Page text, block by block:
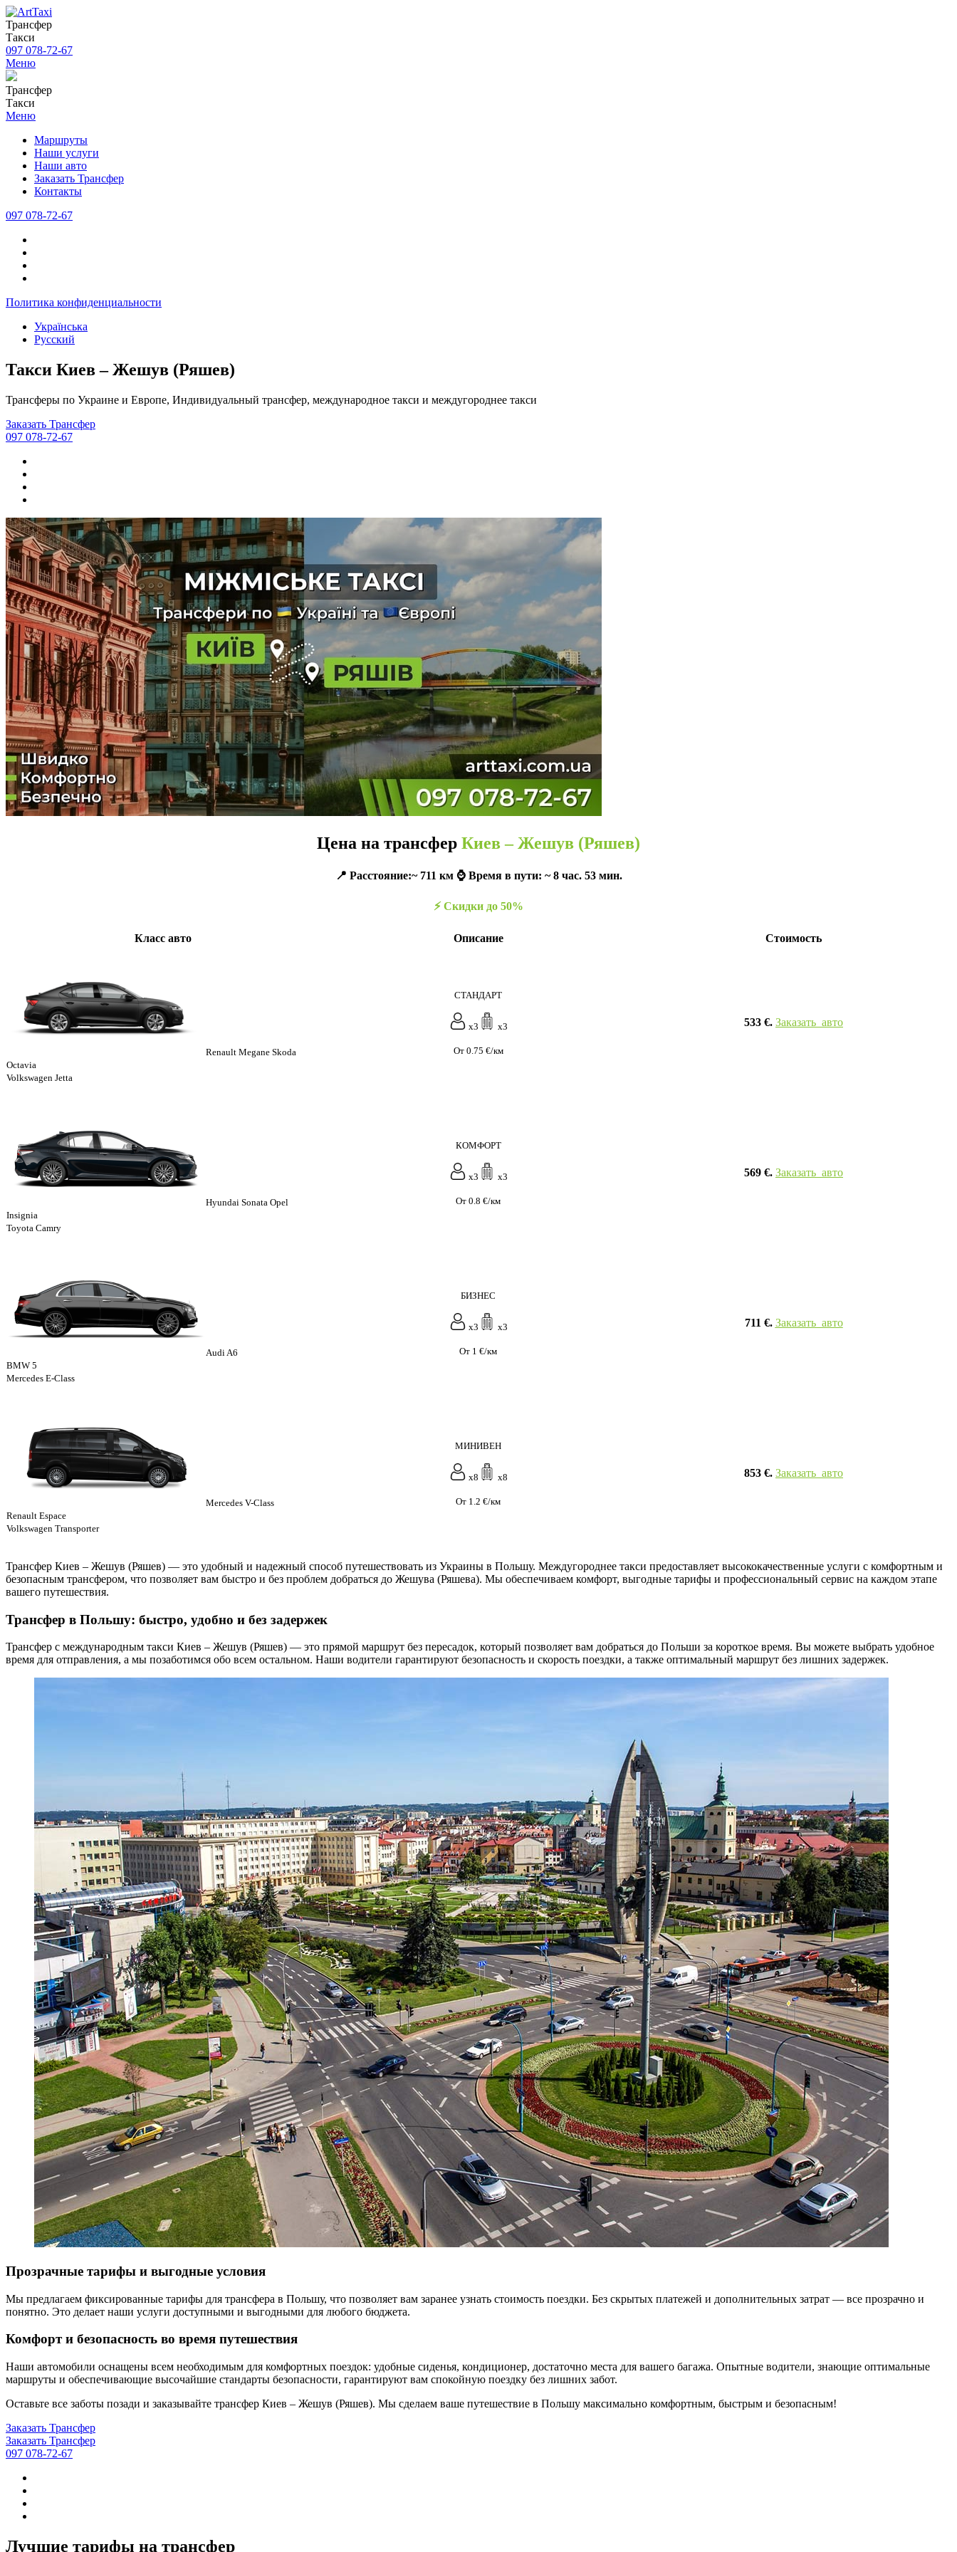
Трансфер
Такси
097 078-72-67
Меню
Трансфер
Такси
Меню
Маршруты
Наши услуги
Наши авто
Заказать Трансфер
Контакты
097 078-72-67
Политика конфиденциальности
Українська
Русский
Такси Киев – Жешув (Ряшев)
Трансферы по Украине и Европе, Индивидуальный трансфер, международное такси и междугороднее такси
Заказать Трансфер
097 078-72-67
Цена на трансфер Киев – Жешув (Ряшев)
📍 Расстояние:~ 711 км ⌚️ Время в пути: ~ 8 час. 53 мин.
⚡️ Скидки до 50%
Класс авто Описание Стоимость
Renault Megane Skoda
Octavia
Volkswagen Jetta
СТАНДАРТ
x3 x3
От 0.75 €/км
533 €. Заказать авто
Hyundai Sonata Opel
Insignia
Toyota Camry
КОМФОРТ
x3 x3
От 0.8 €/км
569 €. Заказать авто
Audi A6
BMW 5
Mercedes E-Class
БИЗНЕС
x3 x3
От 1 €/км
711 €. Заказать авто
Mercedes V-Class
Renault Espace
Volkswagen Transporter
МИНИВЕН
x8 x8
От 1.2 €/км
853 €. Заказать авто
Трансфер Киев – Жешув (Ряшев) — это удобный и надежный способ путешествовать из Украины в Польшу. Междугороднее такси предоставляет высококачественные услуги с комфортным и
безопасным трансфером, что позволяет вам быстро и без проблем добраться до Жешува (Ряшева). Мы обеспечиваем комфорт, выгодные тарифы и профессиональный сервис на каждом этапе
вашего путешествия.
Трансфер в Польшу: быстро, удобно и без задержек
Трансфер с международным такси Киев – Жешув (Ряшев) — это прямой маршрут без пересадок, который позволяет вам добраться до Польши за короткое время. Вы можете выбрать удобное
время для отправления, а мы позаботимся обо всем остальном. Наши водители гарантируют безопасность и скорость поездки, а также оптимальный маршрут без лишних задержек.
Прозрачные тарифы и выгодные условия
Мы предлагаем фиксированные тарифы для трансфера в Польшу, что позволяет вам заранее узнать стоимость поездки. Без скрытых платежей и дополнительных затрат — все прозрачно и
понятно. Это делает наши услуги доступными и выгодными для любого бюджета.
Комфорт и безопасность во время путешествия
Наши автомобили оснащены всем необходимым для комфортных поездок: удобные сиденья, кондиционер, достаточно места для вашего багажа. Опытные водители, знающие оптимальные
маршруты и обеспечивающие высочайшие стандарты безопасности, гарантируют вам спокойную поездку без лишних забот.
Оставьте все заботы позади и заказывайте трансфер Киев – Жешув (Ряшев). Мы сделаем ваше путешествие в Польшу максимально комфортным, быстрым и безопасным!
Заказать Трансфер
Заказать Трансфер
097 078-72-67
Лучшие тарифы на трансфер